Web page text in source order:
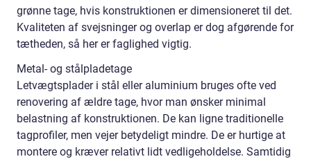
grønne tage, hvis konstruktionen er dimensioneret til det.
Kvaliteten af svejsninger og overlap er dog afgørende for
tætheden, så her er faglighed vigtig.
Metal- og stålpladetage
Letvægtsplader i stål eller aluminium bruges ofte ved
renovering af ældre tage, hvor man ønsker minimal
belastning af konstruktionen. De kan ligne traditionelle
tagprofiler, men vejer betydeligt mindre. De er hurtige at
montere og kræver relativt lidt vedligeholdelse. Samtidig